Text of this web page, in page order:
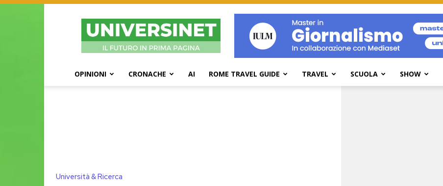
UniversiNet
Magazine
OPINIONI CRONACHE AI ROME TRAVEL GUIDE TRAVEL SCUOLA SHOW
Università & Ricerca